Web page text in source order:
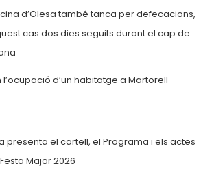
d’Olesa també tanca per defecacions,
cas dos dies seguits durant el cap de
l’ocupació d’un habitatge a Martorell
presenta el cartell, el Programa i els actes
Major 2026